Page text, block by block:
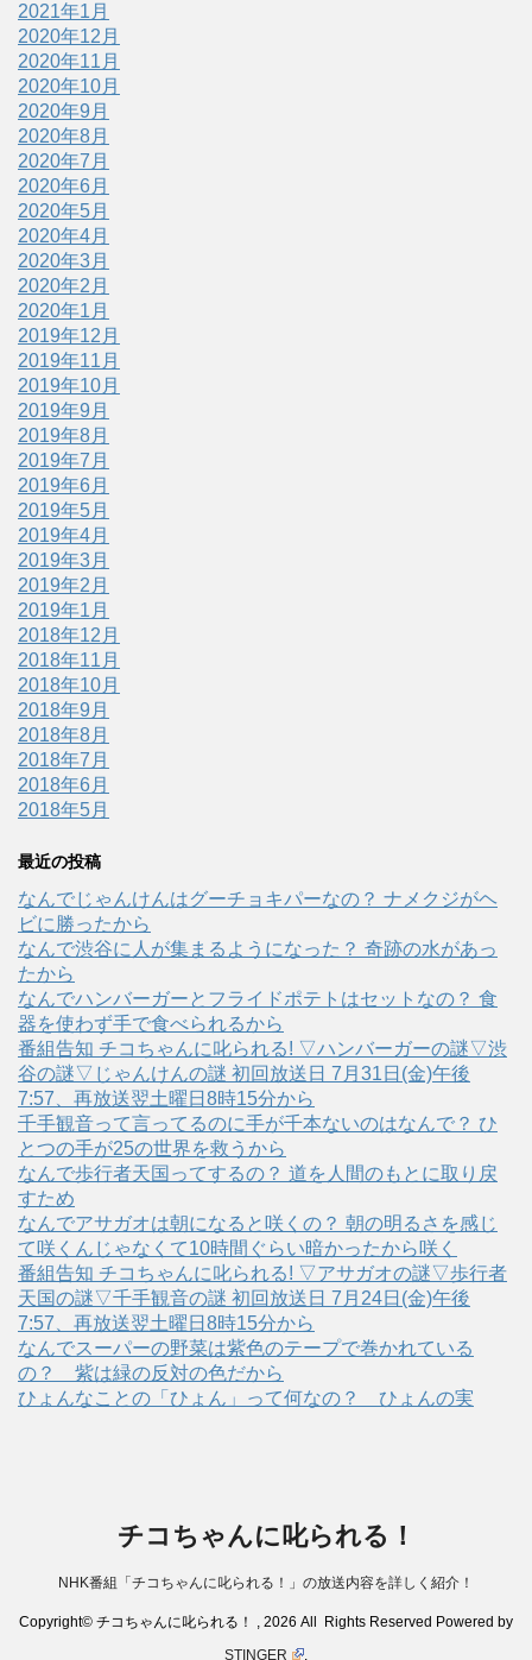
2021年1月
2020年12月
2020年11月
2020年10月
2020年9月
2020年8月
2020年7月
2020年6月
2020年5月
2020年4月
2020年3月
2020年2月
2020年1月
2019年12月
2019年11月
2019年10月
2019年9月
2019年8月
2019年7月
2019年6月
2019年5月
2019年4月
2019年3月
2019年2月
2019年1月
2018年12月
2018年11月
2018年10月
2018年9月
2018年8月
2018年7月
2018年6月
2018年5月
最近の投稿
なんでじゃんけんはグーチョキパーなの？ ナメクジがヘ
ビに勝ったから
なんで渋谷に人が集まるようになった？ 奇跡の水があっ
たから
なんでハンバーガーとフライドポテトはセットなの？ 食
器を使わず手で食べられるから
番組告知 チコちゃんに叱られる! ▽ハンバーガーの謎▽渋
谷の謎▽じゃんけんの謎 初回放送日 7月31日(金)午後
7:57、再放送翌土曜日8時15分から
千手観音って言ってるのに手が千本ないのはなんで？ ひ
とつの手が25の世界を救うから
なんで歩行者天国ってするの？ 道を人間のもとに取り戻
すため
なんでアサガオは朝になると咲くの？ 朝の明るさを感じ
て咲くんじゃなくて10時間ぐらい暗かったから咲く
番組告知 チコちゃんに叱られる! ▽アサガオの謎▽歩行者
天国の謎▽千手観音の謎 初回放送日 7月24日(金)午後
7:57、再放送翌土曜日8時15分から
なんでスーパーの野菜は紫色のテープで巻かれている
の？ 紫は緑の反対の色だから
ひょんなことの「ひょん」って何なの？ ひょんの実
チコちゃんに叱られる！
NHK番組「チコちゃんに叱られる！」の放送内容を詳しく紹介！
Copyright© チコちゃんに叱られる！ , 2026 All Rights Reserved Powered by
STINGER
.